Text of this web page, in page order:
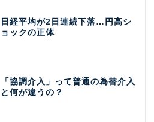
日経平均が2日連続下落…円高シ
ョックの正体
「協調介入」って普通の為替介入
と何が違うの？